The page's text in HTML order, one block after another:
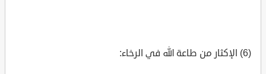
(6) الإكثار من طاعة الله في الرخاء: